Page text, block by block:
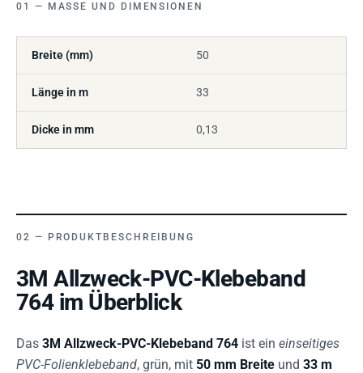
MASSE UND DIMENSIONEN
Breite (mm) 50
Länge in m 33
Dicke in mm 0,13
PRODUKTBESCHREIBUNG
3M Allzweck-PVC-Klebeband
764 im Überblick
Das 3M Allzweck-PVC-Klebeband 764 ist ein einseitiges
PVC-Folienklebeband, grün, mit 50 mm Breite und 33 m